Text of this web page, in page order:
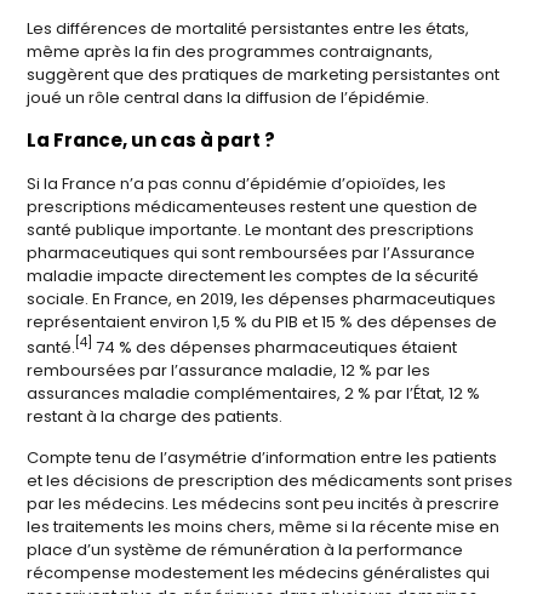
Les différences de mortalité persistantes entre les états,
même après la fin des programmes contraignants,
suggèrent que des pratiques de marketing persistantes ont
joué un rôle central dans la diffusion de l’épidémie.
La France, un cas à part ?
Si la France n’a pas connu d’épidémie d’opioïdes, les
prescriptions médicamenteuses restent une question de
santé publique importante. Le montant des prescriptions
pharmaceutiques qui sont remboursées par l’Assurance
maladie impacte directement les comptes de la sécurité
sociale. En France, en 2019, les dépenses pharmaceutiques
représentaient environ 1,5 % du PIB et 15 % des dépenses de
santé. [4] 74 % des dépenses pharmaceutiques étaient
remboursées par l’assurance maladie, 12 % par les
assurances maladie complémentaires, 2 % par l’État, 12 %
restant à la charge des patients.
Compte tenu de l’asymétrie d’information entre les patients
et les décisions de prescription des médicaments sont prises
par les médecins. Les médecins sont peu incités à prescrire
les traitements les moins chers, même si la récente mise en
place d’un système de rémunération à la performance
récompense modestement les médecins généralistes qui